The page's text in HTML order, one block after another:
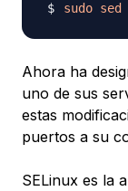
sudo sed
Ahora ha
uno de sus
estas
puertos a su
SELinux es la